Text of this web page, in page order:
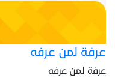
عرفة لمن عرفه
عرفة لمن عرفه